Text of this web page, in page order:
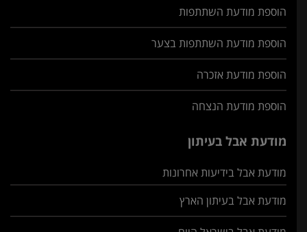
הוספת מודעת השתתפות
הוספת מודעת השתתפות בצער
הוספת מודעת אזכרה
הוספת מודעת הנצחה
מודעת אבל בעיתון
מודעת אבל בידיעות אחרונות
מודעת אבל בעיתון הארץ